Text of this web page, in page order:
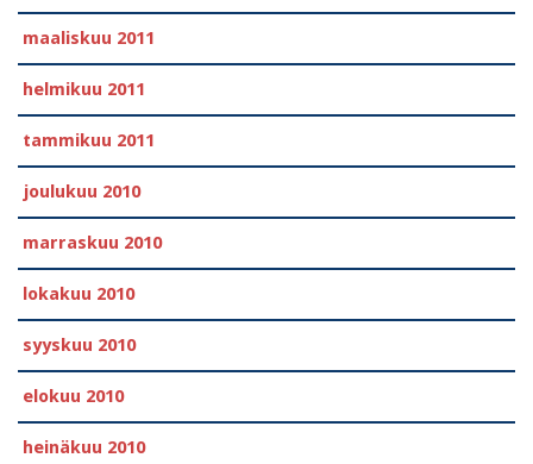
maaliskuu 2011
helmikuu 2011
tammikuu 2011
joulukuu 2010
marraskuu 2010
lokakuu 2010
syyskuu 2010
elokuu 2010
heinäkuu 2010